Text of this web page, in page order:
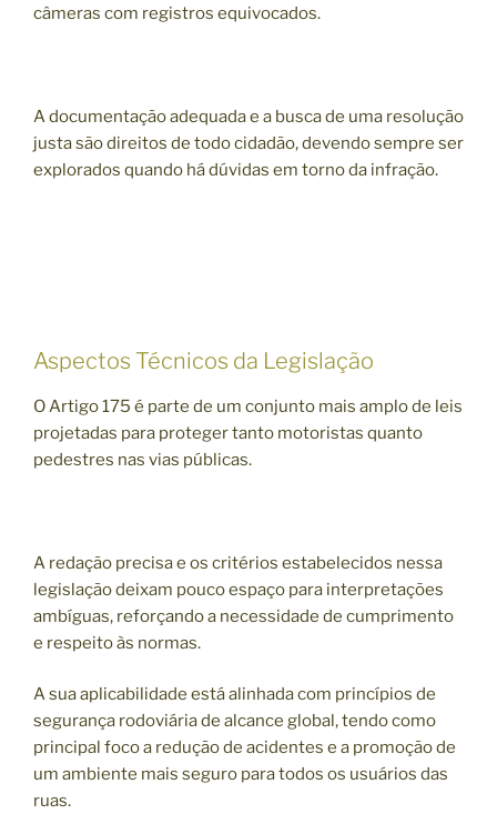
câmeras com registros equivocados.
A documentação adequada e a busca de uma resolução
justa são direitos de todo cidadão, devendo sempre ser
explorados quando há dúvidas em torno da infração.
Aspectos Técnicos da Legislação
O Artigo 175 é parte de um conjunto mais amplo de leis
projetadas para proteger tanto motoristas quanto
pedestres nas vias públicas.
A redação precisa e os critérios estabelecidos nessa
legislação deixam pouco espaço para interpretações
ambíguas, reforçando a necessidade de cumprimento
e respeito às normas.
A sua aplicabilidade está alinhada com princípios de
segurança rodoviária de alcance global, tendo como
principal foco a redução de acidentes e a promoção de
um ambiente mais seguro para todos os usuários das
ruas.